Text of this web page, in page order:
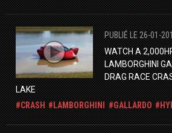
PUBLIÉ LE 26-01-
WATCH A
LAMBORGHINI
DRAG RACE
LAKE
CRASH
LAMBORGHINI GALLARDO